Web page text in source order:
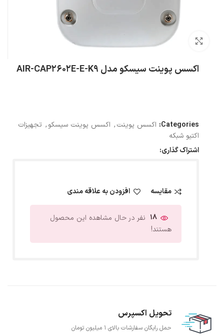
بزرگنمایی تصویر
اکسس پوینت سیسکو مدل AIR-CAP2602E-E-K9
Categories: اکسس پوینت, اکسس پوینت سیسکو, تجهیزات
اکتیو شبکه
اشتراک گذاری:
مقایسه افزودن به علاقه مندی
18 نفر در حال مشاهده این محصول
هستند!
تحویل اکسپرس
حمل رایگان سفارشات بالای 1 میلیون تومان